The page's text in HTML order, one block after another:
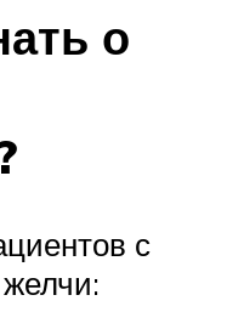
о
с